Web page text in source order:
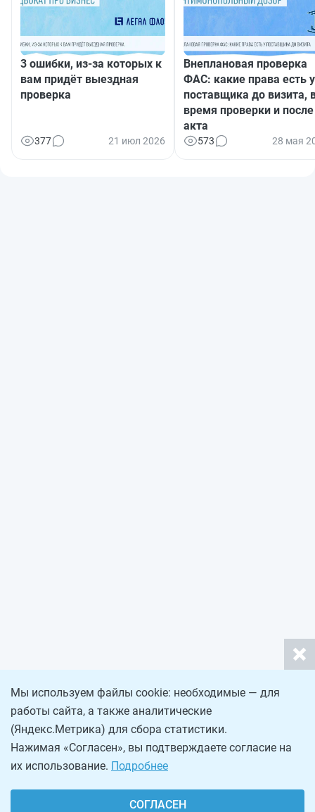
3 ошибки, из-за которых к
вам придёт выездная
проверка
377 21 июл 2026
Внеплановая проверка
ФАС: какие права есть у
поставщика до визита,
время проверки и после
акта
573 28 мая
Мы используем файлы cookie: необходимые — для
работы сайта, а также аналитические
(Яндекс.Метрика) для сбора статистики.
Нажимая «Согласен», вы подтверждаете согласие на
их использование. Подробнее
СОГЛАСЕН